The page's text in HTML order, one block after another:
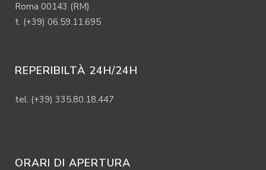
Roma 00143 (RM)
t. (+39) 06.59.11.695
REPERIBILTÀ 24H/24H
tel. (+39) 335.80.18.447
ORARI DI APERTURA